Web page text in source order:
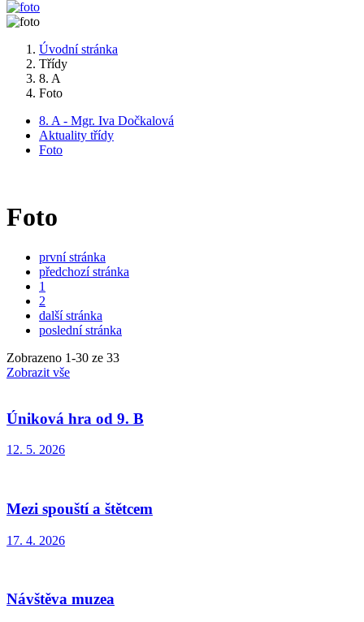
Úvodní stránka
Třídy
8. A
Foto
8. A - Mgr. Iva Dočkalová
Aktuality třídy
Foto
Foto
první stránka
předchozí stránka
1
2
další stránka
poslední stránka
Zobrazeno 1-30 ze 33
Zobrazit vše
Úniková hra od 9. B
12. 5. 2026
Mezi spouští a štětcem
17. 4. 2026
Návštěva muzea